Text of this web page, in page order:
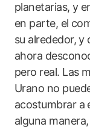
planetarias, y
en parte, el
su alrededor, y
ahora
pero real. Las
Urano no
acostumbrar a
alguna